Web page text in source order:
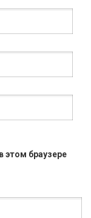
этом браузере